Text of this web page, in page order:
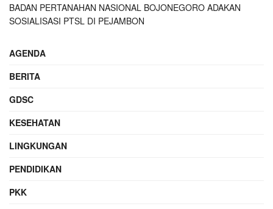
BADAN PERTANAHAN NASIONAL BOJONEGORO ADAKAN
SOSIALISASI PTSL DI PEJAMBON
AGENDA
BERITA
GDSC
KESEHATAN
LINGKUNGAN
PENDIDIKAN
PKK